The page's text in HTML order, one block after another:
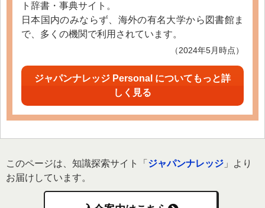
ト辞書・事典サイト。
日本国内のみならず、海外の有名大学から図書館ま
で、多くの機関で利用されています。
（2024年5月時点）
ジャパンナレッジ Personal についてもっと詳
しく見る
このページは、知識探索サイト「 ジャパンナレッジ 」より
お届けしています。